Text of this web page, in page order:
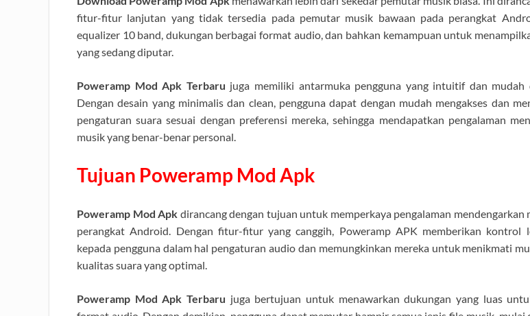
fitur-fitur lanjutan yang tidak tersedia pada pemutar musik bawaan pada perangkat
equalizer 10 band, dukungan berbagai format audio, dan bahkan kemampuan untuk
yang sedang diputar.
Poweramp Mod Apk Terbaru juga memiliki antarmuka pengguna yang intuitif dan mudah
Dengan desain yang minimalis dan clean, pengguna dapat dengan mudah mengakses dan
pengaturan suara sesuai dengan preferensi mereka, sehingga mendapatkan pengalaman
musik yang benar-benar personal.
Tujuan Poweramp Mod Apk
Poweramp Mod Apk dirancang dengan tujuan untuk memperkaya pengalaman mendengarkan
perangkat Android. Dengan fitur-fitur yang canggih, Poweramp APK memberikan kontrol
kepada pengguna dalam hal pengaturan audio dan memungkinkan mereka untuk menikmati
kualitas suara yang optimal.
Poweramp Mod Apk Terbaru juga bertujuan untuk menawarkan dukungan yang luas